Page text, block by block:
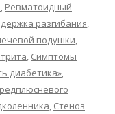
, Ревматоидный
разгибания,
подушки,
, Симптомы
диабетика»,
, Стеноз